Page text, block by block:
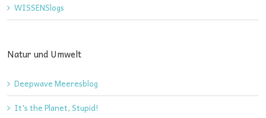
WISSENSlogs
Natur und Umwelt
Deepwave Meeresblog
It's the Planet, Stupid!